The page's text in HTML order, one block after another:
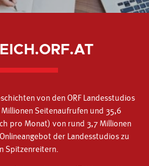
von den ORF Landesstudios
Seitenaufrufen und 35,6
pro Monat) von rund 3,7 Millionen
der Landesstudios zu
Spitzenreitern.